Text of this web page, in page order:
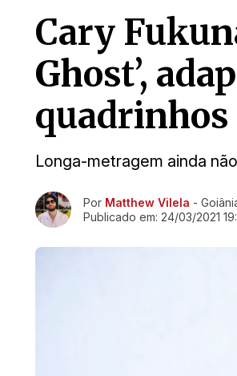
Cary
Ghost’,
Longa-metragem ainda
Ir direto pra matéria
Por Matthew Vilela -
Publicado em: 24/03/2021